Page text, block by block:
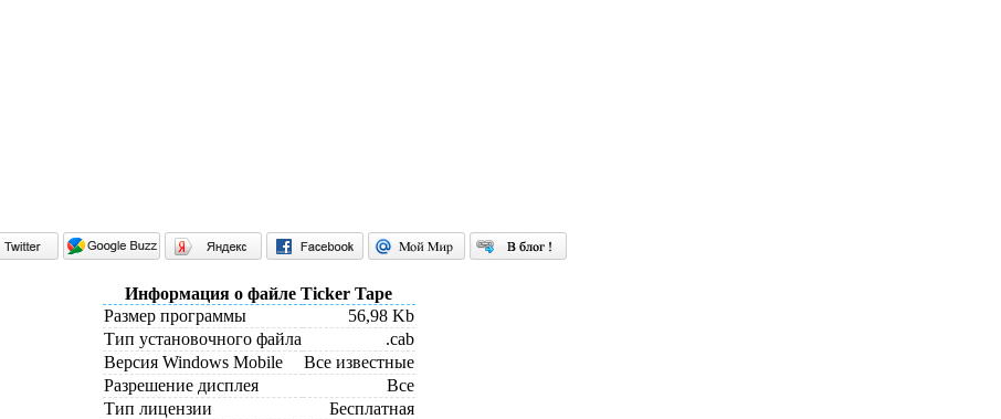
Информация о файле Ticker Tape
Размер программы
56,98 Kb
Тип установочного файла
.cab
Версия Windows Mobile
Все известные
Разрешение дисплея
Все
Тип лицензии
Бесплатная